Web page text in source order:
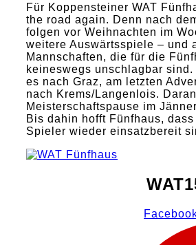
Für Koppensteiner WAT
the road again. Denn nach
folgen vor Weihnachten im
weitere Auswärtsspiele – und
Mannschaften, die für die
keineswegs unschlagbar
es nach Graz, am letzten
nach Krems/Langenlois.
Meisterschaftspause im
Bis dahin hofft Fünfhaus,
Spieler wieder einsatzbereit